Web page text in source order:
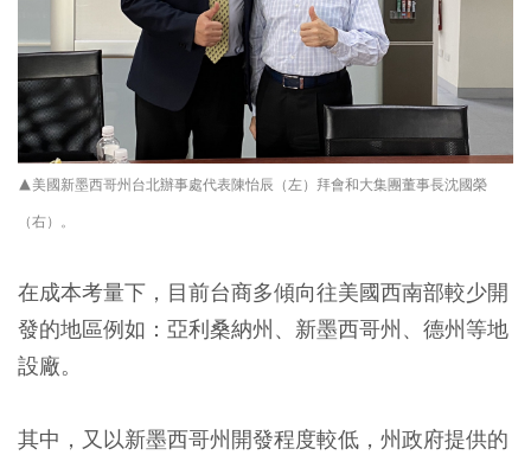
▲美國新墨西哥州台北辦事處代表陳怡辰（左）拜會和大集團董事長沈國榮
（右）。
在成本考量下，目前台商多傾向往美國西南部較少開
發的地區例如：亞利桑納州、新墨西哥州、德州等地
設廠。
其中，又以新墨西哥州開發程度較低，州政府提供的